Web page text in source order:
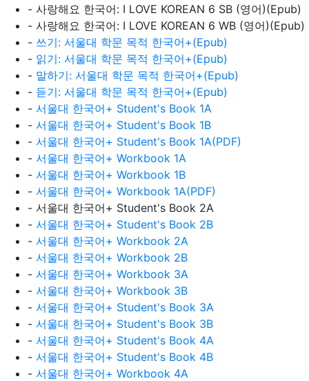
- 사랑해요 한국어: I LOVE KOREAN 6 SB (영어)(Epub)
- 사랑해요 한국어: I LOVE KOREAN 6 WB (영어)(Epub)
- 쓰기: 서울대 학문 목적 한국어+(Epub)
- 읽기: 서울대 학문 목적 한국어+(Epub)
- 말하기: 서울대 학문 목적 한국어+(Epub)
- 듣기: 서울대 학문 목적 한국어+(Epub)
- 서울대 한국어+ Student's Book 1A
- 서울대 한국어+ Student's Book 1B
- 서울대 한국어+ Student's Book 1A(PDF)
- 서울대 한국어+ Workbook 1A
- 서울대 한국어+ Workbook 1B
- 서울대 한국어+ Workbook 1A(PDF)
- 서울대 한국어+ Student's Book 2A
- 서울대 한국어+ Student's Book 2B
- 서울대 한국어+ Workbook 2A
- 서울대 한국어+ Workbook 2B
- 서울대 한국어+ Workbook 3A
- 서울대 한국어+ Workbook 3B
- 서울대 한국어+ Student's Book 3A
- 서울대 한국어+ Student's Book 3B
- 서울대 한국어+ Student's Book 4A
- 서울대 한국어+ Student's Book 4B
- 서울대 한국어+ Workbook 4A